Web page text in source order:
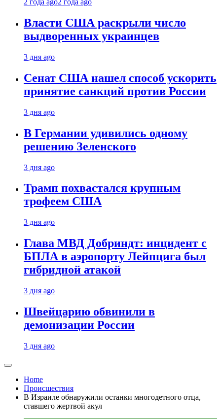
2 года ago2 года ago
Власти США раскрыли число
выдворенных украинцев
3 дня ago
Сенат США нашел способ ускорить
принятие санкций против России
3 дня ago
В Германии удивились одному
решению Зеленского
3 дня ago
Трамп похвастался крупным
трофеем США
3 дня ago
Глава МВД Добриндт: инцидент с
БПЛА в аэропорту Лейпцига был
гибридной атакой
3 дня ago
Швейцарию обвинили в
демонизации России
3 дня ago
Home
Происшествия
В Израиле обнаружили останки многодетного отца,
ставшего жертвой акул